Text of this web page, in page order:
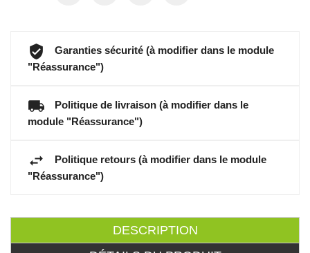
Garanties sécurité (à modifier dans le module
"Réassurance")
Politique de livraison (à modifier dans le
module "Réassurance")
Politique retours (à modifier dans le module
"Réassurance")
DESCRIPTION